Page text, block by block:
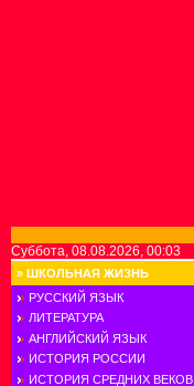
Суббота, 08.08.2026, 00:03
» ШКОЛЬНАЯ ЖИЗНЬ
РУССКИЙ ЯЗЫК
ЛИТЕРАТУРА
АНГЛИЙСКИЙ ЯЗЫК
ИСТОРИЯ РОССИИ
ИСТОРИЯ СРЕДНИХ ВЕКОВ